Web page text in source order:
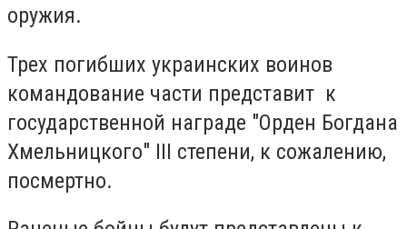
оружия.
Трех погибших украинских воинов
командование части представит к
государственной награде "Орден Богдана
Хмельницкого" III степени, к сожалению,
посмертно.